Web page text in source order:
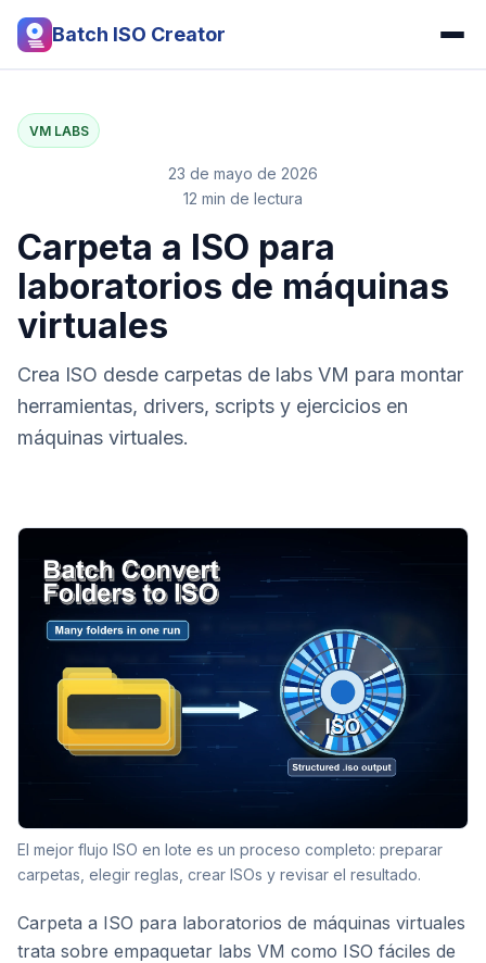
Batch ISO Creator
VM LABS
23 de mayo de 2026
12 min de lectura
Carpeta a ISO para
laboratorios de máquinas
virtuales
Crea ISO desde carpetas de labs VM para montar
herramientas, drivers, scripts y ejercicios en
máquinas virtuales.
El mejor flujo ISO en lote es un proceso completo: preparar
carpetas, elegir reglas, crear ISOs y revisar el resultado.
Carpeta a ISO para laboratorios de máquinas virtuales
trata sobre empaquetar labs VM como ISO fáciles de